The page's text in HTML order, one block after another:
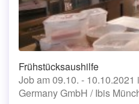
Frühstücksaushilfe
Job am 09.10. -
Germany GmbH / Ibis